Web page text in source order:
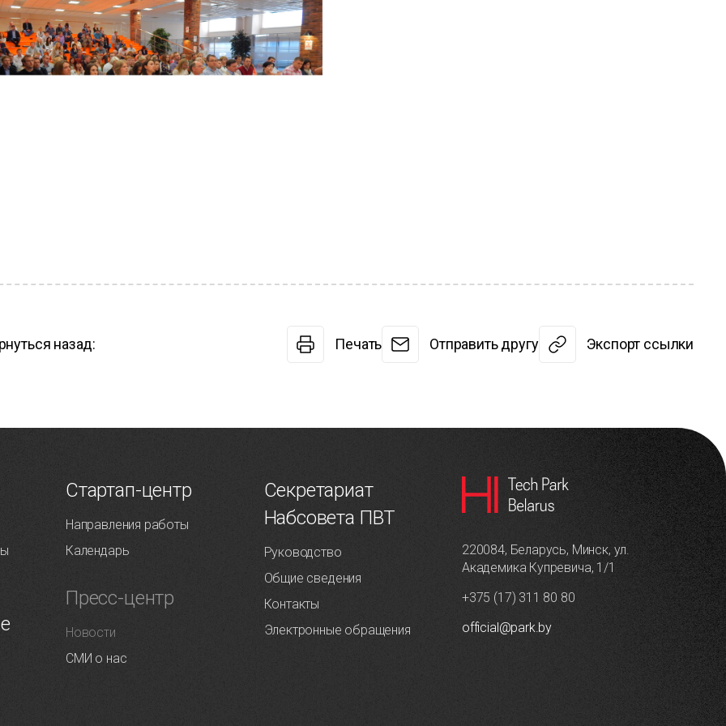
назад: Печать Отправить другу Экспорт ссылки
Стартап-центр
Направления работы
Календарь
Пресс-центр
Новости
СМИ о нас
Секретариат
Набсовета ПВТ
Руководство
Общие сведения
Контакты
Электронные обращения
220084, Беларусь, Минск, ул.
Академика Купревича, 1/1
+375 (17) 311 80 80
official@park.by